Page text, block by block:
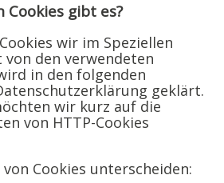
Cookies gibt es?
wir im Speziellen
den verwendeten
in den folgenden
geklärt.
wir kurz auf die
von HTTP-Cookies
Cookies unterscheiden: